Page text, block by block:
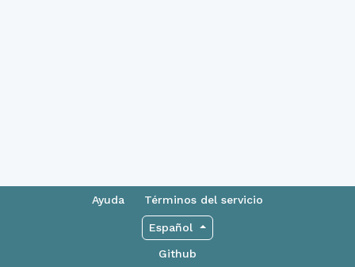
Ayuda Términos del servicio
Español
Github